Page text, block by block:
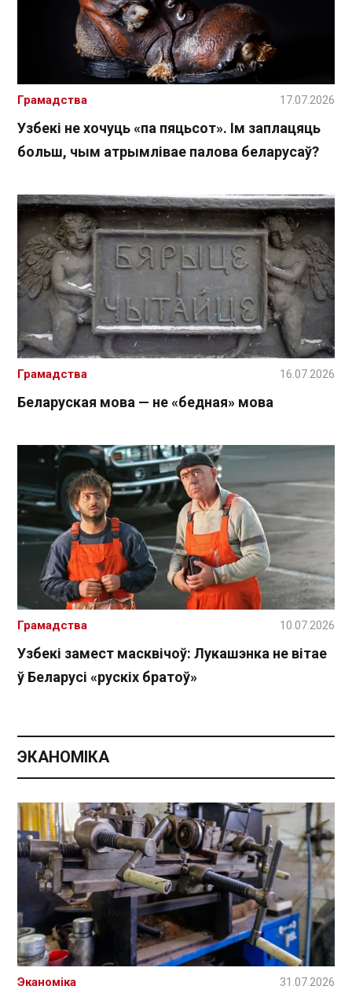
Узбекі не хочуць «па пяцьсот». Ім заплацяць
больш, чым атрымлівае палова беларусаў?
Грамадства 17.07.2026
Беларуская мова — не «бедная» мова
Грамадства 16.07.2026
Узбекі замест масквічоў: Лукашэнка не вітае
ў Беларусі «рускіх братоў»
Грамадства 10.07.2026
ЭКАНОМІКА
Эканоміка 31.07.2026